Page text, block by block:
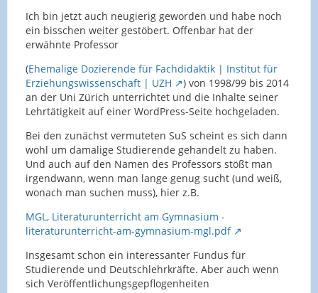
Ich bin jetzt auch neugierig geworden und habe noch
ein bisschen weiter gestöbert. Offenbar hat der
erwähnte Professor
(Ehemalige Dozierende für Fachdidaktik | Institut für
Erziehungswissenschaft | UZH
) von 1998/99 bis 2014
an der Uni Zürich unterrichtet und die Inhalte seiner
Lehrtätigkeit auf einer WordPress-Seite hochgeladen.
Bei den zunächst vermuteten SuS scheint es sich dann
wohl um damalige Studierende gehandelt zu haben.
Und auch auf den Namen des Professors stößt man
irgendwann, wenn man lange genug sucht (und weiß,
wonach man suchen muss), hier z.B.
MGL, Literaturunterricht am Gymnasium -
literaturunterricht-am-gymnasium-mgl.pdf
Insgesamt schon ein interessanter Fundus für
Studierende und Deutschlehrkräfte. Aber auch wenn
sich Veröffentlichungsgepflogenheiten